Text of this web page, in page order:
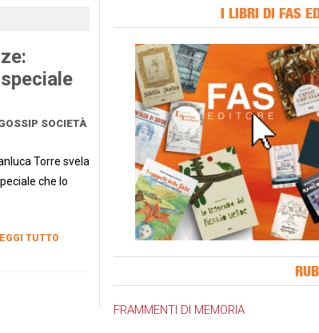
SOCIETÀ
Torre svela
che lo
TUTTO
I LIBRI DI FAS
FRAMMENTI DI MEMORIA